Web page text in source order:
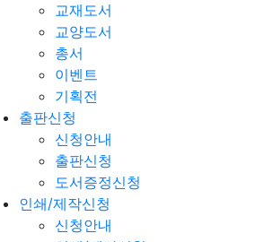
교재도서
교양도서
총서
이벤트
기획전
출판신청
신청안내
출판신청
도서증정신청
인쇄/제작신청
신청안내